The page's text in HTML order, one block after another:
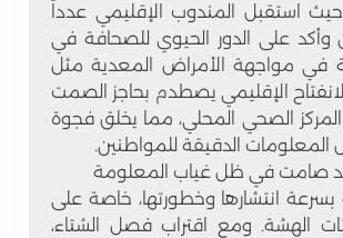
حيث استقبل المندوب الإقليمي عدداً
على الدور الحيوي للصحافة في
في مواجهة الأمراض المعدية مثل
الإقليمي يصطدم بحاجز الصمت
المركز الصحي المحلي، مما يخلق فجوة
الدقيقة للمواطنين.
صامت في ظل غياب المعلومة
بسرعة انتشارها وخطورتها، خاصة على
الهشة. ومع اقتراب فصل الشتاء،